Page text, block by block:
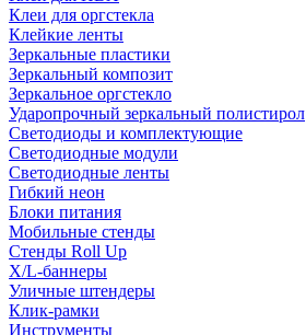
Клеи для оргстекла
Клейкие ленты
Зеркальные пластики
Зеркальный композит
Зеркальное оргстекло
Ударопрочный зеркальный полистирол
Светодиоды и комплектующие
Светодиодные модули
Светодиодные ленты
Гибкий неон
Блоки питания
Мобильные стенды
Стенды Roll Up
X/L-баннеры
Уличные штендеры
Клик-рамки
Инструменты